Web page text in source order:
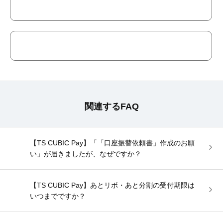
関連するFAQ
【TS CUBIC Pay】「「口座振替依頼書」作成のお願
い」が届きましたが、なぜですか？
【TS CUBIC Pay】あとリボ・あと分割の受付期限は
いつまでですか？